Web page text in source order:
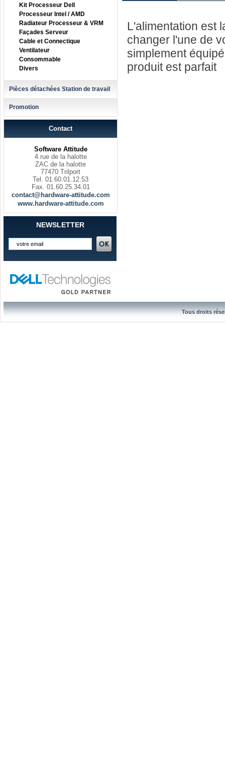
Kit Processeur Dell
Processeur Intel / AMD
Radiateur Processeur & VRM
Façades Serveur
Cable et Connectique
Ventilateur
Consommable
Divers
Pièces détachées Station de travail
Promotion
Contact
Software Attitude
4 rue de la halotte
ZAC de la halotte
77470 Trilport
Tel. 01.60.01.12.53
Fax. 01.60.25.34.01
contact@hardware-attitude.com
www.hardware-attitude.com
NEWSLETTER
L'alimentation est
changer l'une de
simplement
produit est parfait
Tous droits